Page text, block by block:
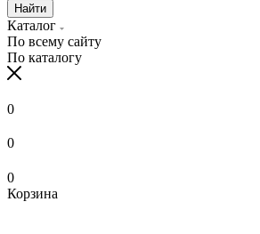
Найти
Каталог
По всему сайту
По каталогу
0
0
0
Корзина